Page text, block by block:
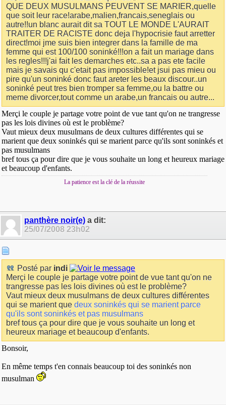
QUE DEUX MUSULMANS PEUVENT SE MARIER,quelle
que soit leur race!arabe,malien,francais,seneglais ou
autre!!un blanc aurait dit sa TOUT LE MONDE L'AURAIT
TRAITER DE RACISTE donc deja l'hypocrisie faut arretter
direct!moi jme suis bien integrer dans la famille de ma
femme qui est 100/100 soninké!!!on a fait un mariage dans
les regles!!!j'ai fait les demarches etc..sa a pas ete facile
mais je savais qu c'etait pas impossible!et jsui pas mieu ou
pire qu'un soninké donc faut areter les beaux discour..un
soninké peut tres bien tromper sa femme,ou la battre ou
meme divorcer,tout comme un arabe,un francais ou autre...
Merçi le couple je partage votre point de vue tant qu'on ne trangresse
pas les lois divines où est le problème?
Vaut mieux deux musulmans de deux cultures différentes qui se
marient que deux soninkés qui se marient parce qu'ils sont soninkés et
pas musulmans
bref tous ça pour dire que je vous souhaite un long et heureux mariage
et beaucoup d'enfants.
La patience est la clé de la réussite
panthère noir(e) a dit:
25/07/2008 23h02
Posté par indi
Merçi le couple je partage votre point de vue tant qu'on ne
trangresse pas les lois divines où est le problème?
Vaut mieux deux musulmans de deux cultures différentes
qui se marient que deux soninkés qui se marient parce
qu'ils sont soninkés et pas musulmans
bref tous ça pour dire que je vous souhaite un long et
heureux mariage et beaucoup d'enfants.
Bonsoir,
En même temps t'en connais beaucoup toi des soninkés non
musulman